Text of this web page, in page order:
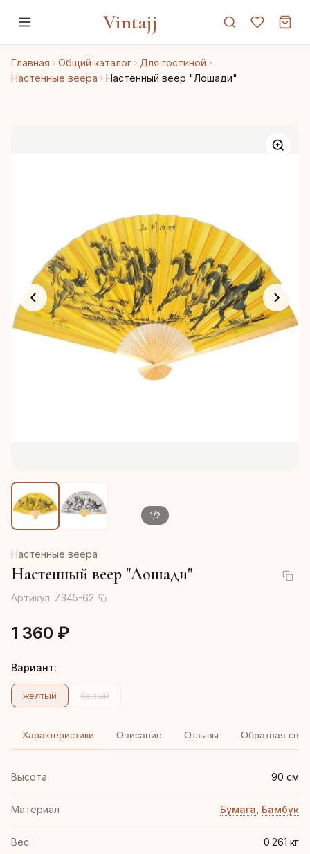
Vintajj
Главная Общий каталог
Для гостиной
Настенные веера
Настенный веер "Лошади"
1/2
Настенные веера
Настенный веер "Лошади"
Артикул: Z345-62
1 360 ₽
Вариант:
жёлтый белый
Характеристики Описание Отзывы Обратная
Высота 90 см
Материал Бумага Бамбук
Вес 0.261 кг